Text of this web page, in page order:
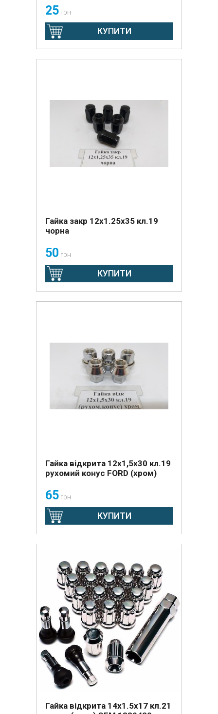
25 грн
КУПИТИ
Гайка закр 12x1.25x35 кл.19
чорна
50 грн
КУПИТИ
Гайка відкрита 12х1,5х30 кл.19
рухомий конус FORD (хром)
65 грн
КУПИТИ
Гайка відкрита 14х1.5х17 кл.21